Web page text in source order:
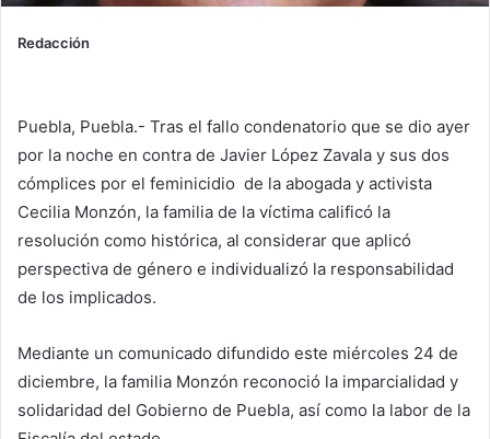
Redacción
Puebla, Puebla.- Tras el fallo condenatorio que se dio ayer
por la noche en contra de Javier López Zavala y sus dos
cómplices por el feminicidio de la abogada y activista
Cecilia Monzón, la familia de la víctima calificó la
resolución como histórica, al considerar que aplicó
perspectiva de género e individualizó la responsabilidad
de los implicados.
Mediante un comunicado difundido este miércoles 24 de
diciembre, la familia Monzón reconoció la imparcialidad y
solidaridad del Gobierno de Puebla, así como la labor de la